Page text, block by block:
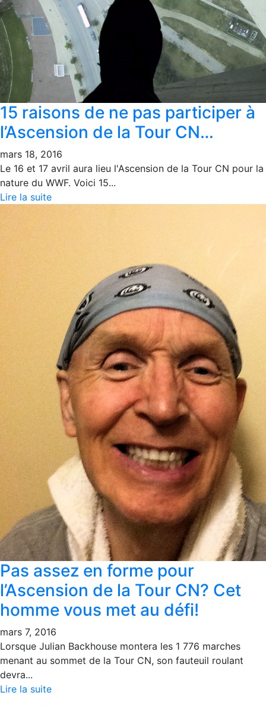
15 raisons de ne pas participer à
l’Ascension de la Tour CN…
mars 18, 2016
Le 16 et 17 avril aura lieu l'Ascension de la Tour CN pour la
nature du WWF. Voici 15...
Lire la suite
Pas assez en forme pour
l’Ascension de la Tour CN? Cet
homme vous met au défi!
mars 7, 2016
Lorsque Julian Backhouse montera les 1 776 marches
menant au sommet de la Tour CN, son fauteuil roulant
devra...
Lire la suite